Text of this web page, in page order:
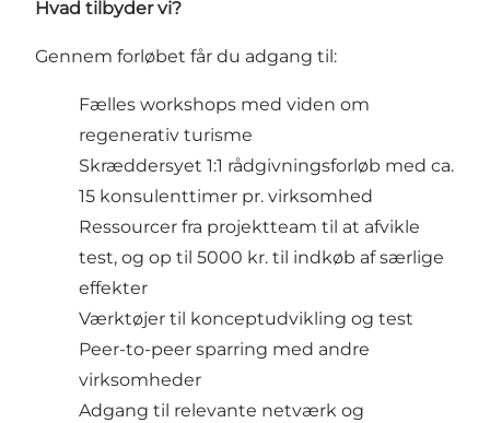
Hvad tilbyder vi?
Gennem forløbet får du adgang til:
Fælles workshops med viden om
regenerativ turisme
Skræddersyet 1:1 rådgivningsforløb med ca.
15 konsulenttimer pr. virksomhed
Ressourcer fra projektteam til at afvikle
test, og op til 5000 kr. til indkøb af særlige
effekter
Værktøjer til konceptudvikling og test
Peer-to-peer sparring med andre
virksomheder
Adgang til relevante netværk og